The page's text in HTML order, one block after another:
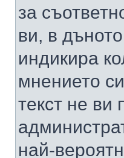
за
ви, в
индикира
мнението
текст не ви
най-